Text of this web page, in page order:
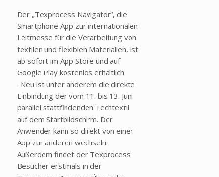
Der „Texprocess Navigator“, die
Smartphone App zur internationalen
Leitmesse für die Verarbeitung von
textilen und flexiblen Materialien, ist
ab sofort im App Store und auf
Google Play kostenlos erhältlich
. Neu ist unter anderem die direkte
Einbindung der vom 11. bis 13. Juni
parallel stattfindenden Techtextil
auf dem Startbildschirm. Der
Anwender kann so direkt von einer
App zur anderen wechseln.
Außerdem findet der Texprocess
Besucher erstmals in der